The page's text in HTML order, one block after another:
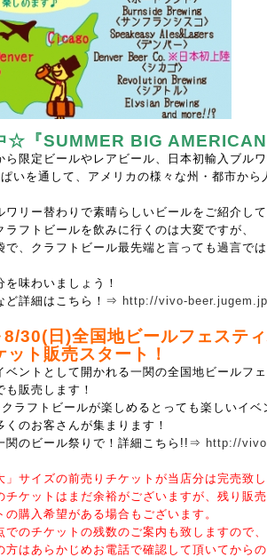
☆ 『SUMMER BIG
ら限定ビールやレアビール、日本初輸入ブル
いを通して、アメリカの様々な州・都市か
ワリー替わりで素晴らしいビールをご紹介し
ラフトビールを飲みに行くのは大変ですが、
、 クラフトビール最先端と言っても過言で
を味わいましょう！
ど詳細はこちら！⇒ http://vivo-
30(日)全国地ビールフェステ
ット販売スタート！
ベントとして開かれる一関の全国地ビールフ
も販売します！
ラフトビールが楽しめるとっても楽しいイベ
くのお客さんが集まります！
関のビール祭りで！詳細こちら!!⇒ http://
」サイズの前売りチケットが当店分は完売致
チケットはまだ余裕がございますが、残り販
の購入希望がある場合もございます。
でのチケットの残数のご案内も致しますので、
方はあらかじめお電話で確認して頂いてから